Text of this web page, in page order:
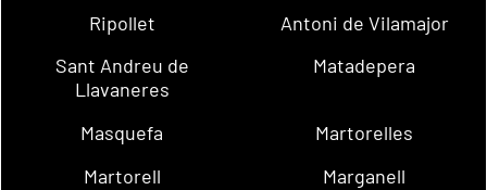
Ripollet
Antoni de Vilamajor
Sant Andreu de
Llavaneres
Matadepera
Masquefa
Martorelles
Martorell
Marganell